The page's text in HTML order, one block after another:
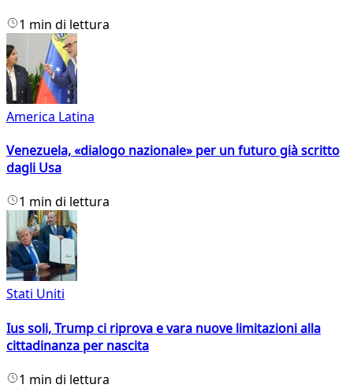
1 min di lettura
America Latina
Venezuela, «dialogo nazionale» per un futuro già scritto
dagli Usa
1 min di lettura
Stati Uniti
Ius soli, Trump ci riprova e vara nuove limitazioni alla
cittadinanza per nascita
1 min di lettura